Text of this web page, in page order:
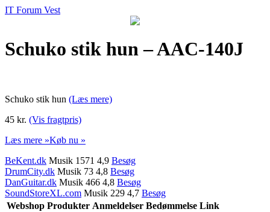
IT Forum Vest
Schuko stik hun – AAC-140J
Schuko stik hun (Læs mere)
45 kr. (Vis fragtpris)
Læs mere »Køb nu »
BeKent.dk Musik 1571 4,9 Besøg
DrumCity.dk Musik 73 4,8 Besøg
DanGuitar.dk Musik 466 4,8 Besøg
SoundStoreXL.com Musik 229 4,7 Besøg
Webshop Produkter Anmeldelser Bedømmelse Link